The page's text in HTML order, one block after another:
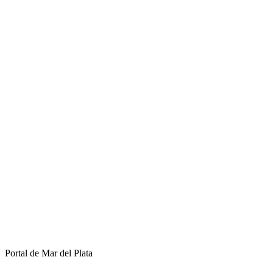
Portal de Mar del Plata